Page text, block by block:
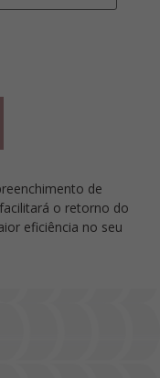
de
o retorno do
eficiência no seu